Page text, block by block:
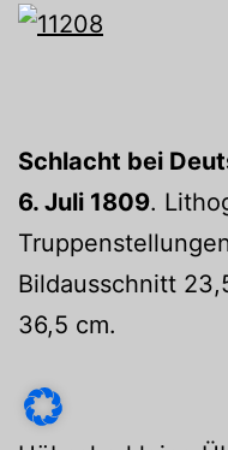
Schlacht bei
6. Juli 1809.
Bildausschnitt
36,5 cm.